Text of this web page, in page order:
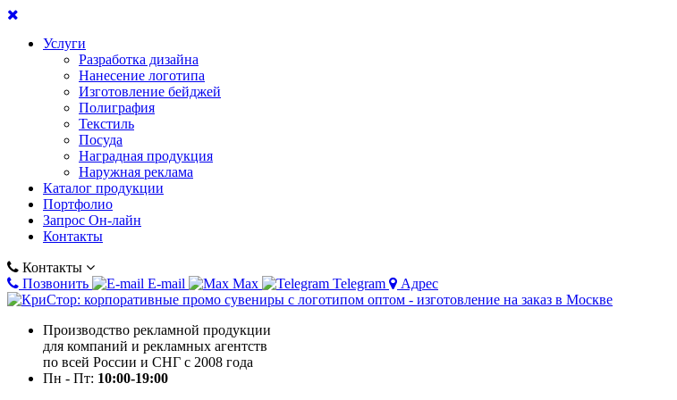
Услуги
Разработка дизайна
Нанесение логотипа
Изготовление бейджей
Полиграфия
Текстиль
Посуда
Наградная продукция
Наружная реклама
Каталог продукции
Портфолио
Запрос Он-лайн
Контакты
Контакты
Позвонить
E-mail Max Telegram Адрес
Производство рекламной продукции
для компаний и рекламных агентств
по всей России и СНГ с 2008 года
Пн - Пт: 10:00-19:00